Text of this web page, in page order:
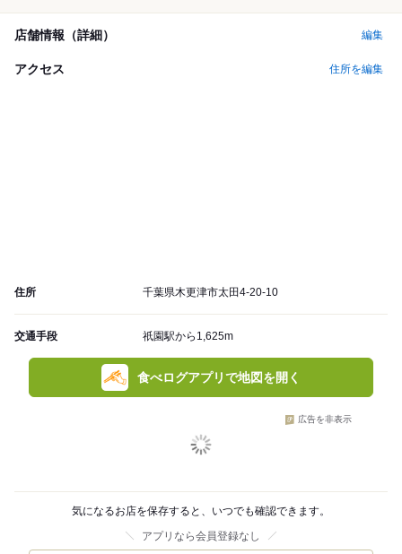
店舗情報（詳細） 編集
アクセス 住所を編集
住所 千葉県木更津市太田4-20-10
交通手段 祇園駅から1,625m
食べログアプリで地図を開く
広告を非表示
気になるお店を保存すると、いつでも確認できます。
アプリなら会員登録なし